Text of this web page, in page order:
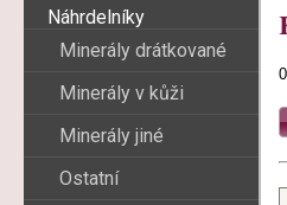
Náhrdelníky
Minerály drátkované
Minerály v kůži
Minerály jiné
Ostatní